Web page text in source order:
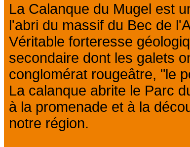
La Calanque du Mugel est
l'abri du massif du Bec de
Véritable forteresse
secondaire dont les galets
conglomérat rougeâtre, "le
La calanque abrite le Parc
à la promenade et à la
notre région.